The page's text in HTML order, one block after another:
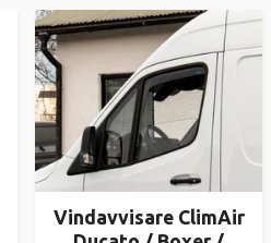
Vindavvisare ClimAir